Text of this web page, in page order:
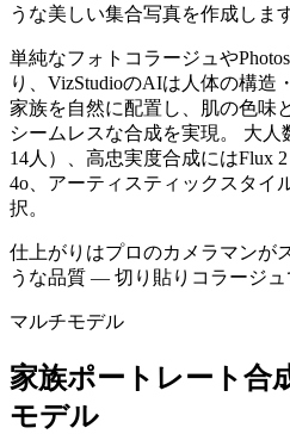
うな美しい集合写真を作成しま
単純なフォトコラージュや
り、VizStudioのAIは人体の構造
家族を自然に配置し、肌の色味
シームレスな合成を実現。 大人
14人）、高忠実度合成にはFlux
4o、アーティスティックスタイ
択。
仕上がりはプロのカメラマンが
うな品質 — 切り貼りコラージュ
マルチモデル
家族ポートレート合
モデル